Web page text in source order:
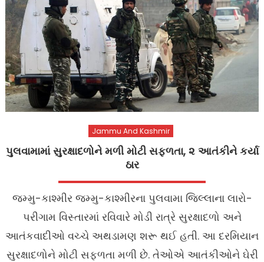
Jammu And Kashmir
પુલવામામાં સુરક્ષાદળોને મળી મોટી સફળતા, ૨ આતંકીને કર્યા
ઠાર
જમ્મુ-કાશ્મીર જમ્મુ-કાશ્મીરના પુલવામા જિલ્લાના લારો-
પરીગામ વિસ્તારમાં રવિવારે મોડી રાત્રે સુરક્ષાદળો અને
આતંકવાદીઓ વચ્ચે અથડામણ શરૂ થઈ હતી. આ દરમિયાન
સુરક્ષાદળોને મોટી સફળતા મળી છે. તેઓએ આતંકીઓને ઘેરી